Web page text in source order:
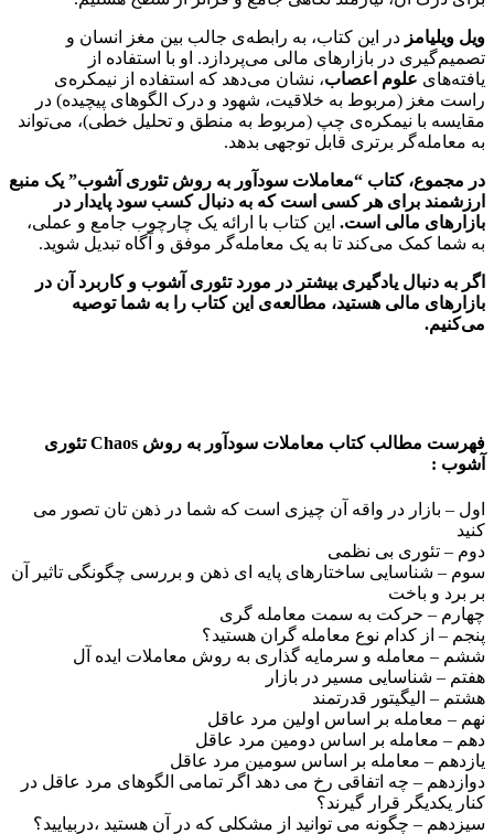
ویل ویلیامز در این کتاب، به رابطه‌ی جالب بین مغز انسان و
تصمیم‌گیری در بازارهای مالی می‌پردازد. او با استفاده از
یافته‌های علوم اعصاب، نشان می‌دهد که استفاده از نیمکره‌ی
راست مغز (مربوط به خلاقیت، شهود و درک الگوهای پیچیده) در
مقایسه با نیمکره‌ی چپ (مربوط به منطق و تحلیل خطی)، می‌تواند
به معامله‌گر برتری قابل توجهی بدهد.
در مجموع، کتاب “معاملات سودآور به روش تئوری آشوب” یک منبع
ارزشمند برای هر کسی است که به دنبال کسب سود پایدار در
بازارهای مالی است. این کتاب با ارائه یک چارچوب جامع و عملی،
به شما کمک می‌کند تا به یک معامله‌گر موفق و آگاه تبدیل شوید.
اگر به دنبال یادگیری بیشتر در مورد تئوری آشوب و کاربرد آن در
بازارهای مالی هستید، مطالعه‌ی این کتاب را به شما توصیه
می‌کنیم.
فهرست مطالب کتاب معاملات سودآور به روش Chaos تئوری
آشوب :
اول – بازار در واقه آن چیزی است که شما در ذهن تان تصور می
کنید
دوم – تئوری بی نظمی
سوم – شناسایی ساختارهای پایه ای ذهن و بررسی چگونگی تاثیر آن
بر برد و باخت
چهارم – حرکت به سمت معامله گری
پنجم – از کدام نوع معامله گران هستید؟
ششم – معامله و سرمایه گذاری به روش معاملات ایده آل
هفتم – شناسایی مسیر در بازار
هشتم – الیگیتور قدرتمند
نهم – معامله بر اساس اولین مرد عاقل
دهم – معامله بر اساس دومین مرد عاقل
یازدهم – معامله بر اساس سومین مرد عاقل
دوازدهم – چه اتفاقی رخ می دهد اگر تمامی الگوهای مرد عاقل در
کنار یکدیگر قرار گیرند؟
سیزدهم – چگونه می توانید از مشکلی که در آن هستید ،دربیایید؟